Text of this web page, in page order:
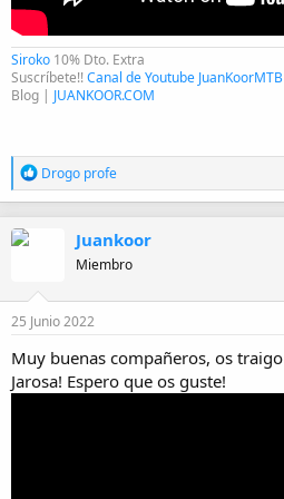
Siroko 10% Dto. Extra
Suscríbete!!Canal de Youtube JuanKoorMTB
Blog | JUANKOOR.COM
R
e
a
n
s
Drogo profe
Juankoor
Miembro
25 Junio 2022
Muy buenas compañeros, os
Jarosa! Espero que os guste!